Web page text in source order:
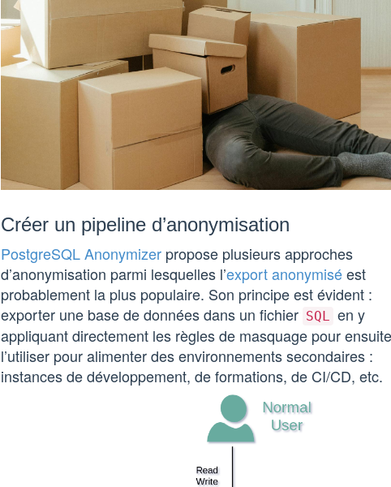
Créer un pipeline d’anonymisation
PostgreSQL Anonymizerpropose plusieurs approches
d’anonymisation parmi lesquelles l’export anonymiséest
probablement la plus populaire. Son principe est évident :
exporter une base de données dans un fichier SQL en y
appliquant directement les règles de masquage pour ensuite
l’utiliser pour alimenter des environnements secondaires :
instances de développement, de formations, de CI/CD, etc.